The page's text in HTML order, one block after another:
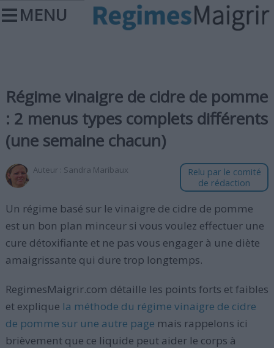
MENU
Régime vinaigre de cidre de pomme
: 2 menus types complets différents
(une semaine chacun)
Auteur : Sandra Maribaux
Relu par le comité
de rédaction
Un régime basé sur le vinaigre de cidre de pomme
est un bon plan minceur si vous voulez effectuer une
cure détoxifiante et ne pas vous engager à une diète
amaigrissante qui dure trop longtemps.
RegimesMaigrir.com détaille les points forts et faibles
et explique la méthode du régime vinaigre de cidre
de pomme sur une autre page mais rappelons ici
brièvement que ce liquide peut aider le corps à